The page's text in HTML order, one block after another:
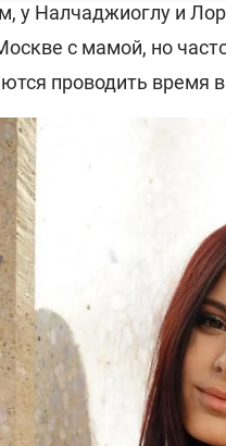
у Налчаджиоглу и
с мамой, но
проводить время в